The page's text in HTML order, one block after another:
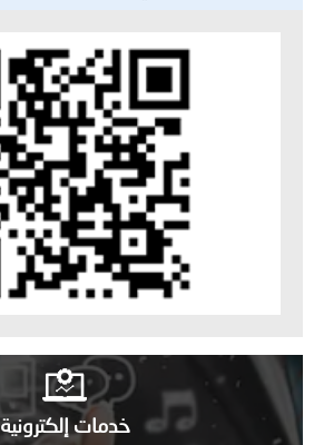
خدمات إلكترونية